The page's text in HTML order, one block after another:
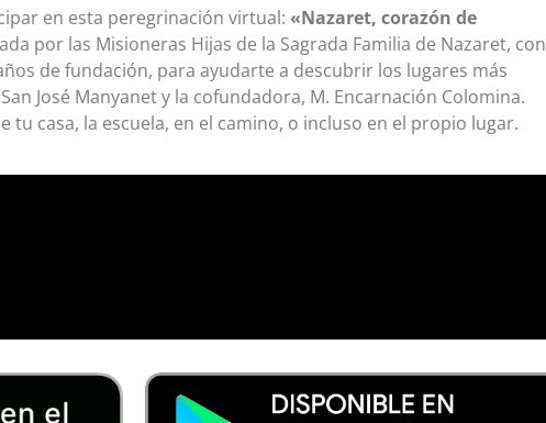
en esta peregrinación virtual: «Nazaret, corazón de
por las Misioneras Hijas de la Sagrada Familia de Nazaret, con
de fundación, para ayudarte a descubrir los lugares más
José Manyanet y la cofundadora, M. Encarnación Colomina.
tu casa, la escuela, en el camino, o incluso en el propio lugar.